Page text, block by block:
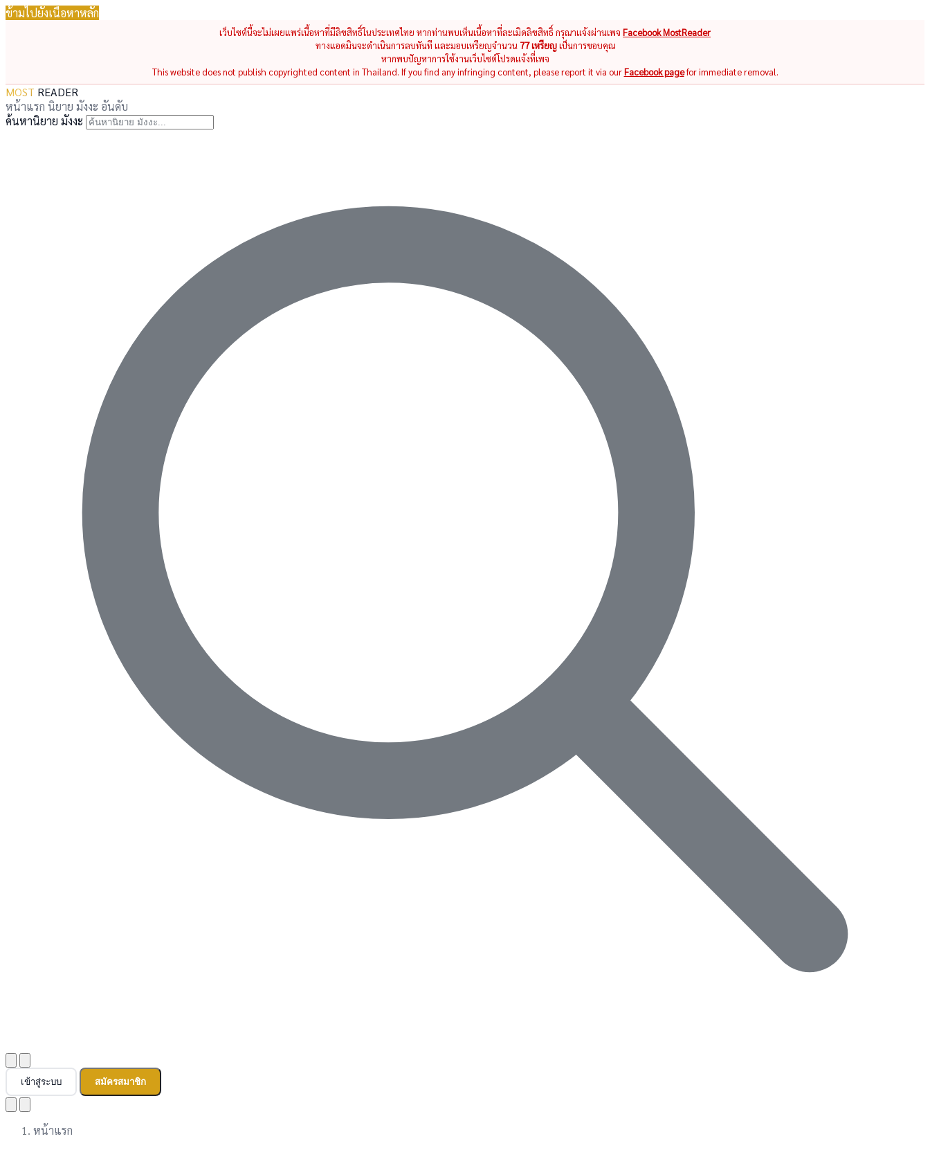
ข้ามไปยังเนื้อหาหลัก
เว็บไซต์นี้จะไม่เผยแพร่เนื้อหาที่มีลิขสิทธิ์ในประเทศไทย หากท่านพบเห็นเนื้อหาที่ละเมิดลิขสิทธิ์ กรุณาแจ้งผ่านเพจ Facebook MostReader
ทางแอดมินจะดำเนินการลบทันที และมอบเหรียญจำนวน 77 เหรียญเป็นการขอบคุณ
หากพบปัญหาการใช้งานเว็บไซต์โปรดแจ้งที่เพจ
This website does not publish copyrighted content in Thailand. If you find any infringing content, please report it via ourFacebook pagefor immediate removal.
MOST READER
หน้าแรก นิยาย มังงะ อันดับ
ค้นหานิยาย มังงะ
เข้าสู่ระบบ สมัครสมาชิก
หน้าแรก